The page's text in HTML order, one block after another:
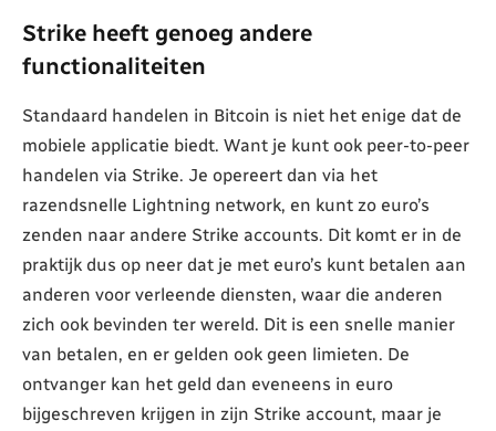
Strike heeft genoeg andere
functionaliteiten
Standaard handelen in Bitcoin is niet het enige dat de
mobiele applicatie biedt. Want je kunt ook peer-to-peer
handelen via Strike. Je opereert dan via het
razendsnelle Lightning network, en kunt zo euro’s
zenden naar andere Strike accounts. Dit komt er in de
praktijk dus op neer dat je met euro’s kunt betalen aan
anderen voor verleende diensten, waar die anderen
zich ook bevinden ter wereld. Dit is een snelle manier
van betalen, en er gelden ook geen limieten. De
ontvanger kan het geld dan eveneens in euro
bijgeschreven krijgen in zijn Strike account, maar je